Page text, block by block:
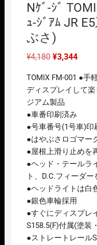
Nｹﾞ-ｼﾞ
ｭ-ｼﾞｱﾑ JR
ぶさ)
¥4,180 元
格
は
¥4,180
で
し
た。
¥3,344現
価
格
は
TOMIX FM-001 ●手
ディスプレイして
ジアム製品
●車番印刷済み
●号車番号(1号車)印
●はやぶさロゴマー
●屋根上滑り止めを
●ヘッド・テールラ
ト、D.C.フィーダ
●ヘッドライトは白
●銀色車輪採用
●すぐにディスプレ
S158.5(F)付属(塗装
●ストレートレール